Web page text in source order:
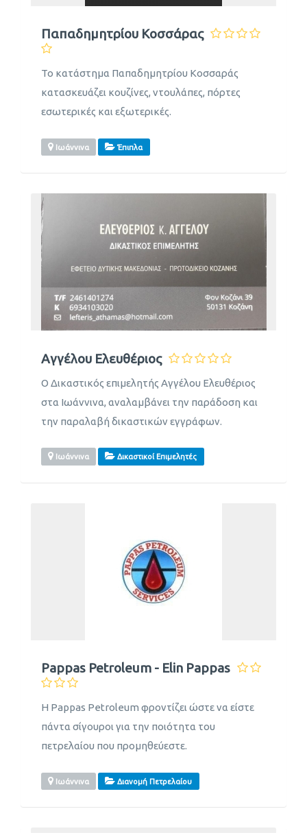
Παπαδημητρίου Κοσσάρας
Το κατάστημα Παπαδημητρίου Κοσσαράς
κατασκευάζει κουζίνες, ντουλάπες, πόρτες
εσωτερικές και εξωτερικές.
Ιωάννινα Έπιπλα
Αγγέλου Ελευθέριος
Ο Δικαστικός επιμελητής Αγγέλου Ελευθέριος
στα Ιωάννινα, αναλαμβάνει την παράδοση και
την παραλαβή δικαστικών εγγράφων.
Ιωάννινα Δικαστικοί Επιμελητές
Pappas Petroleum - Elin Pappas
Η Pappas Petroleum φροντίζει ώστε να είστε
πάντα σίγουροι για την ποιότητα του
πετρελαίου που προμηθεύεστε.
Ιωάννινα Διανομή Πετρελαίου